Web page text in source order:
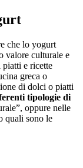
che lo yogurt
valore culturale e
e ricette
greca o
di dolci o piatti
tipologie di
oppure nelle
quali sono le